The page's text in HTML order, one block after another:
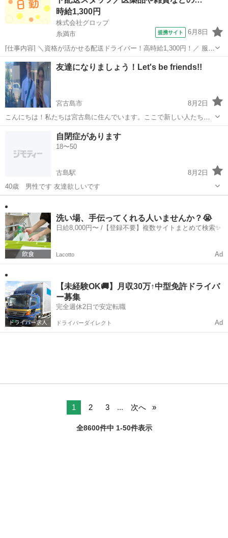
時給1,300円
株式会社グロップ
糸満市
提携サイト 6月8日
[仕事内容] ＼資格が活かせる配送ドライバー！高時給1,300円！／ 服装
自由で、動きやすいお好きな私服での勤務が可能です◎ 作業中に、い
つでも水分が補給できる働きやすい環境です。 【医薬品や雑貨の配送
ドライバー】 ...
沖縄 糸満市 工場
友達になりましょう！Let's be friends!!
宮古島市
8月2日
こんにちは！私たちは宮古島に住んでいます。ここで新しい人たちと
知り合いたいです！今、日本語を勉強中です。一緒にビーチに行った
り、食事をしたり、ゲームをしたりしましょう！ Hello! We live here
宮古島市 友達 meet
自閉症があります
18〜50
古島駅
8月2日
40歳 男性です 友達欲しいです
洗い場、手伝ってくれる人いませんか？😭
日給8,000円〜 /【登録不要】複数サイトまとめて検索✨
Lacotto Ad
【未経験OK🚚】月収30万↑中型免許ドライバ
ー募集
完全週休2日で安定転職
ドライバーダイレクト Ad
1 2 3 ... 次へ
全8600件中 1-50件表示